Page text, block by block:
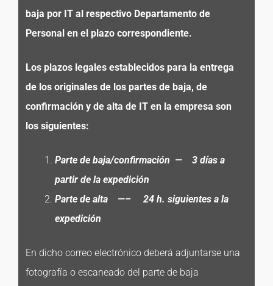
baja por IT al respectivo Departamento de
Personal en el plazo correspondiente.
Los plazos legales establecidos para la entrega
de los originales de los partes de baja, de
confirmación y de alta de IT en la empresa son
los siguientes:
Parte de baja/confirmación — 3 días a
partir de la expedición
Parte de alta —– 24 h. siguientes a la
expedición
En dicho correo electrónico deberá adjuntarse una
fotografía o escaneado del parte de baja